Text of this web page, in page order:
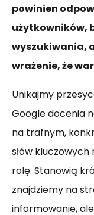
powinien
użytkowników,
wyszukiwania,
wrażenie, że
Unikajmy
Google docenia
na trafnym,
słów kluczowych
rolę. Stanowią
znajdziemy na
informowanie,